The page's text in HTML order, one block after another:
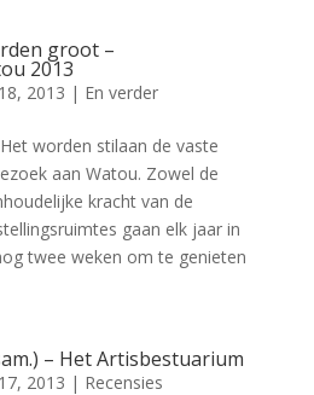
groot –
2013
2013 | En verder
worden stilaan de vaste
aan Watou. Zowel de
kracht van de
gaan elk jaar in
twee weken om te genieten
– Het Artisbestuarium
2013 | Recensies